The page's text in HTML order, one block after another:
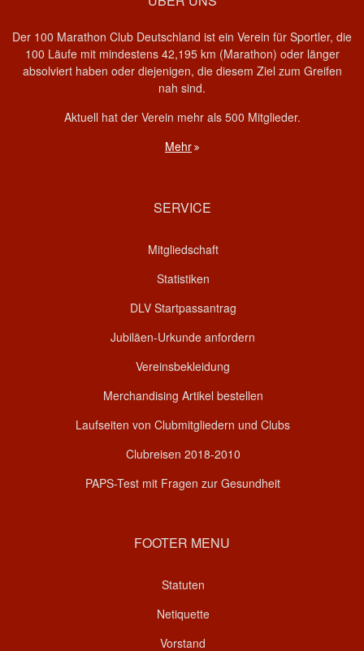
Der 100 Marathon Club Deutschland ist ein Verein für Sportler, die
100 Läufe mit mindestens 42,195 km (Marathon) oder länger
absolviert haben oder diejenigen, die diesem Ziel zum Greifen
nah sind.
Aktuell hat der Verein mehr als 500 Mitglieder.
Mehr
SERVICE
Mitgliedschaft
Statistiken
DLV Startpassantrag
Jubiläen-Urkunde anfordern
Vereinsbekleidung
Merchandising Artikel bestellen
Laufseiten von Clubmitgliedern und Clubs
Clubreisen 2018-2010
PAPS-Test mit Fragen zur Gesundheit
FOOTER MENU
Statuten
Netiquette
Vorstand